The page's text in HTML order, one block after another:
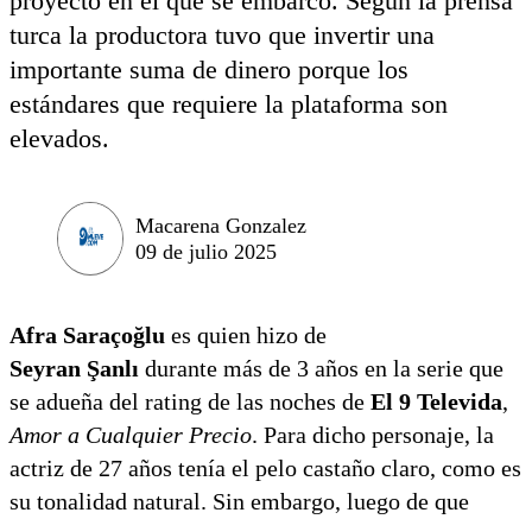
turca la productora tuvo que invertir una
importante suma de dinero porque los
estándares que requiere la plataforma son
elevados.
Macarena Gonzalez
09 de julio 2025
Afra Saraçoğlu es quien hizo de
Seyran Şanlı durante más de 3 años en la serie que
se adueña del rating de las noches de El 9 Televida,
Amor a Cualquier Precio. Para dicho personaje, la
actriz de 27 años tenía el pelo castaño claro, como es
su tonalidad natural. Sin embargo, luego de que